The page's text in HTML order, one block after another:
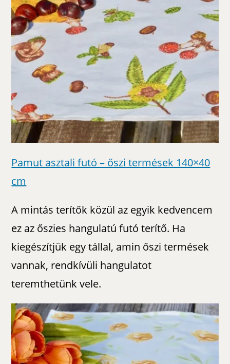
Pamut asztali futó – őszi termések 140×40
cm
A mintás terítők közül az egyik kedvencem
ez az őszies hangulatú futó terítő. Ha
kiegészítjük egy tállal, amin őszi termések
vannak, rendkívüli hangulatot
teremthetünk vele.